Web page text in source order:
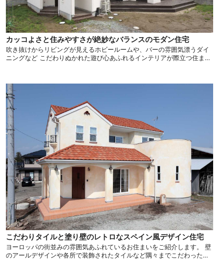
カッコよさと住みやすさが絶妙なバランスのモダン住宅
吹き抜けからリビングが見えるホビールームや、バーの雰囲気漂うダイ
ニングなど こだわりぬかれた遊び心あふれるインテリアが際立つ住まい
こだわりタイルと塗り壁のレトロなスペイン風デザイン住宅
ヨーロッパの街並みの雰囲気あふれているお住まいをご紹介します。 壁
のアールデザインや各所で装飾されたタイルなど隅々までこだわったイ